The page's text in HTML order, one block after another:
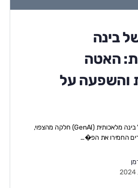
בינה
האטה
והשפעה על
מציאות הג'נרציה של בינה מלאכותית (GenAI) חלקה מהצפוי,
החמירו את הפ�…